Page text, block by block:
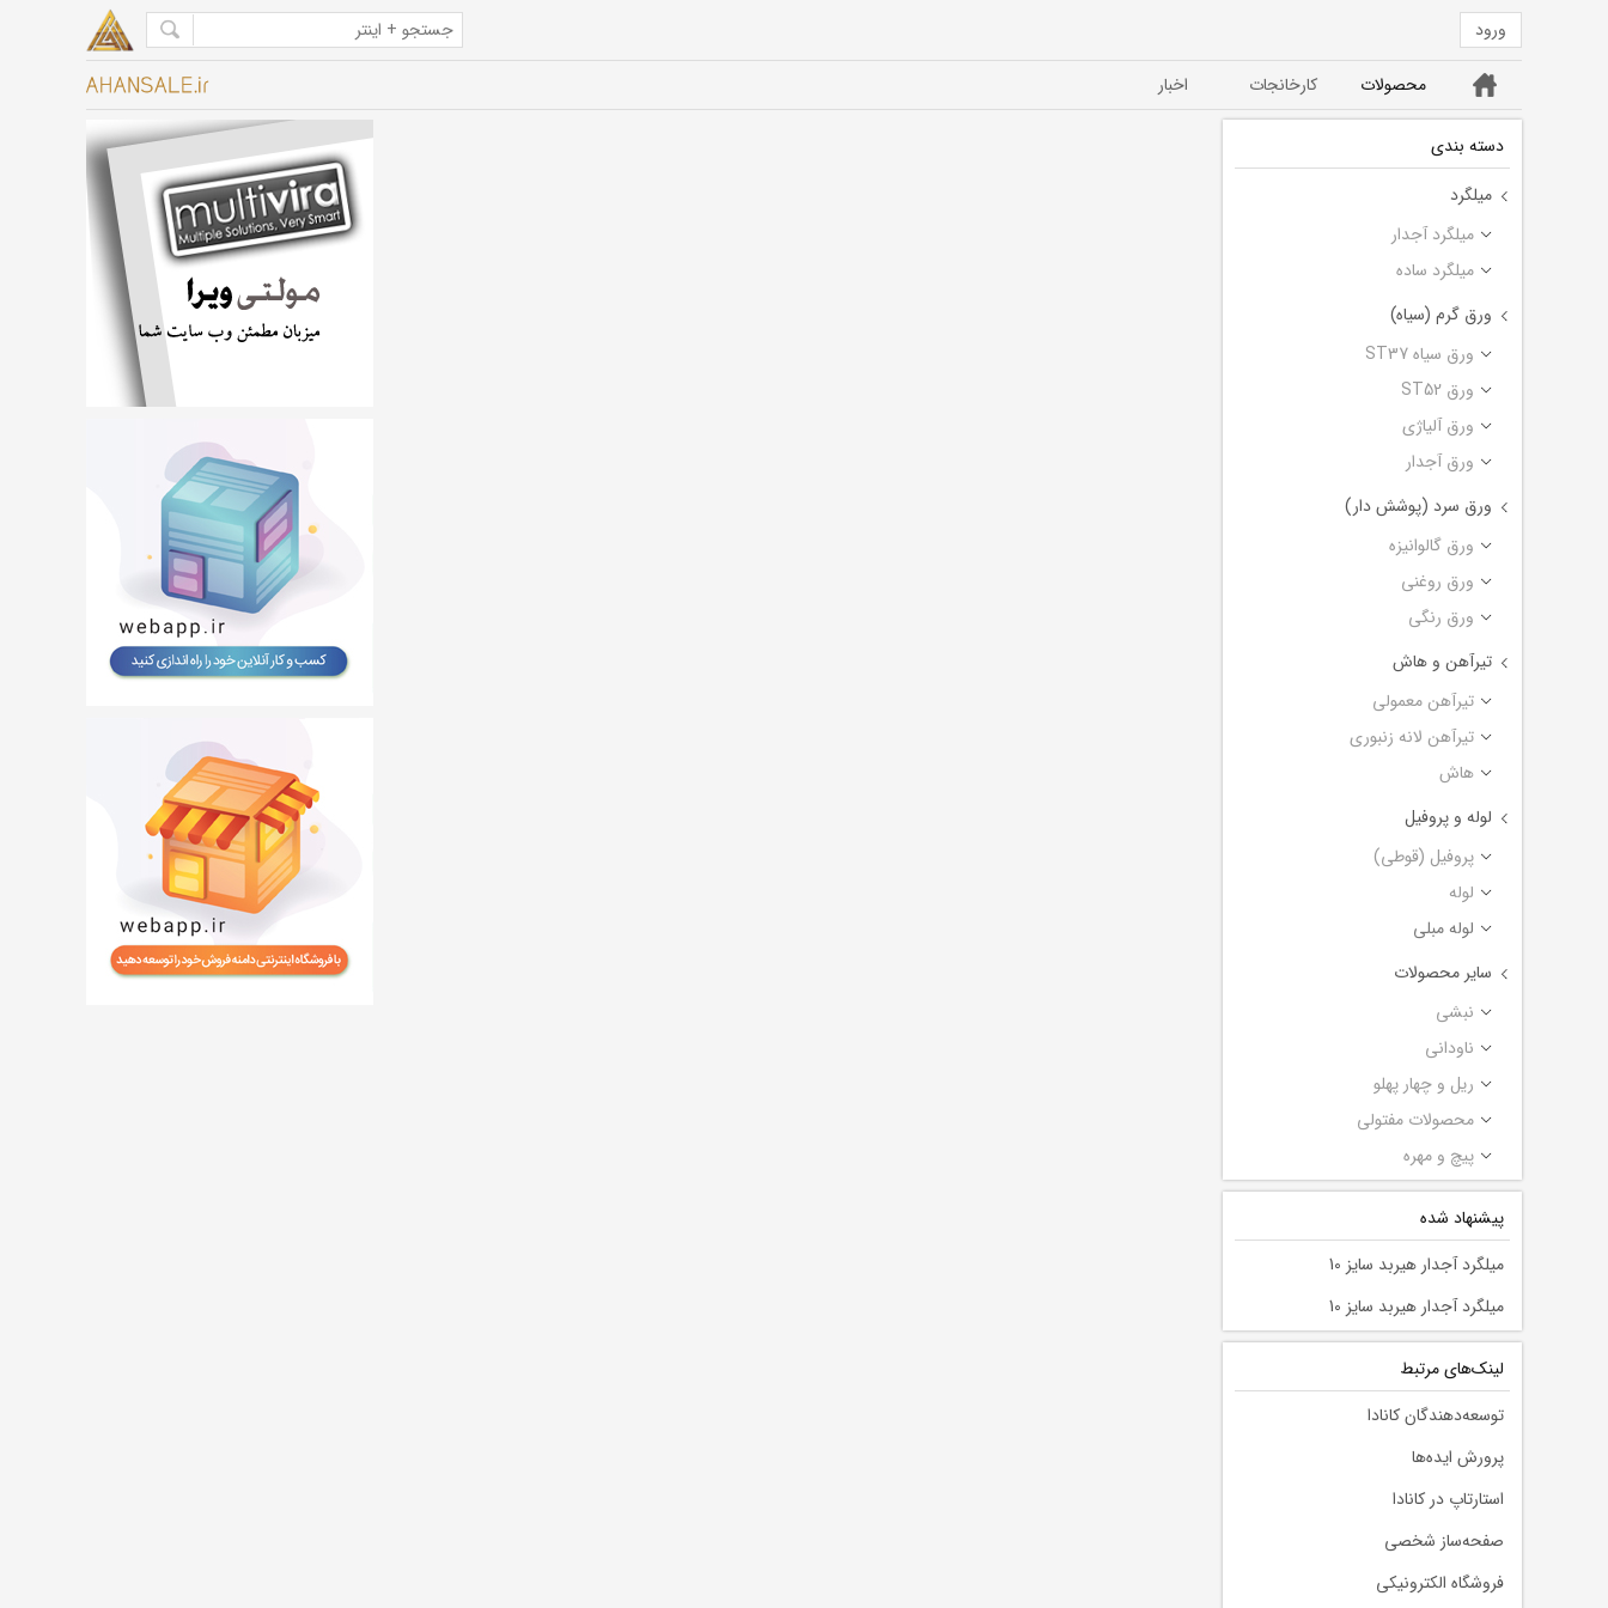
ورود
خانه محصولات کارخانجات اخبار
دسته بندی
میلگرد
میلگرد آجدار
میلگرد ساده
ورق گرم (سیاه)
ورق سیاه ST37
ورق ST52
ورق آلیاژی
ورق آجدار
ورق سرد (پوشش دار)
ورق گالوانیزه
ورق روغنی
ورق رنگی
تیرآهن و هاش
تیرآهن معمولی
تیرآهن لانه زنبوری
هاش
لوله و پروفیل
پروفیل (قوطی)
لوله
لوله مبلی
سایر محصولات
نبشی
ناودانی
ریل و چهار پهلو
محصولات مفتولی
پیچ و مهره
پیشنهاد شده
میلگرد آجدار هیربد سایز 10
میلگرد آجدار هیربد سایز 10
لينك‌های مرتبط
توسعه‌دهندگان کانادا
پرورش ایده‌ها
استارتاپ در کانادا
صفحه‌ساز شخصی
فروشگاه الکترونیکی